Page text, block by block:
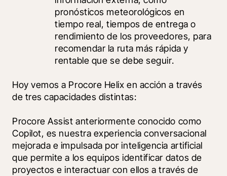
pronósticos meteorológicos en
tiempo real, tiempos de entrega o
rendimiento de los proveedores, para
recomendar la ruta más rápida y
rentable que se debe seguir.
Hoy vemos a Procore Helix en acción a través
de tres capacidades distintas:
Procore Assist anteriormente conocido como
Copilot, es nuestra experiencia conversacional
mejorada e impulsada por inteligencia artificial
que permite a los equipos identificar datos de
proyectos e interactuar con ellos a través de